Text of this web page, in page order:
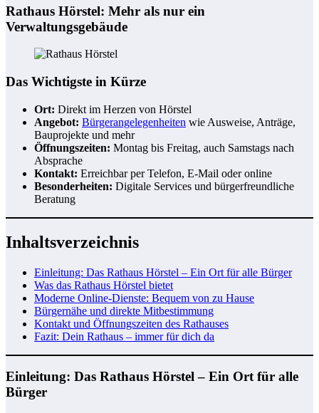
Rathaus Hörstel: Mehr als nur ein
Verwaltungsgebäude
Das Wichtigste in Kürze
Ort: Direkt im Herzen von Hörstel
Angebot: Bürgerangelegenheiten wie Ausweise, Anträge,
Bauprojekte und mehr
Öffnungszeiten: Montag bis Freitag, auch Samstags nach
Absprache
Kontakt: Erreichbar per Telefon, E-Mail oder online
Besonderheiten: Digitale Services und bürgerfreundliche
Beratung
Inhaltsverzeichnis
Einleitung: Das Rathaus Hörstel – Ein Ort für alle Bürger
Was das Rathaus Hörstel bietet
Moderne Online-Dienste: Bequem von zu Hause
Bürgernähe und direkte Mitbestimmung
Kontakt und Öffnungszeiten des Rathauses
Fazit: Dein Rathaus – immer für dich da
Einleitung: Das Rathaus Hörstel – Ein Ort für alle
Bürger